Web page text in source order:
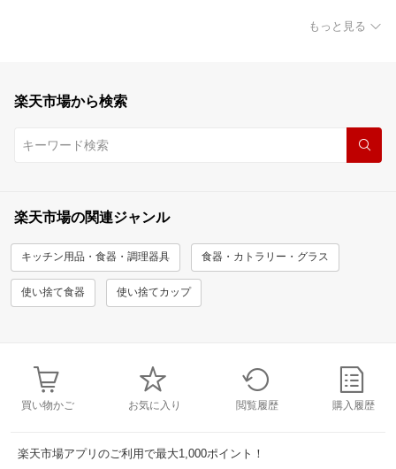
もっと見る
楽天市場から検索
楽天市場の関連ジャンル
キッチン用品・食器・調理器具 食器・カトラリー・グラス
使い捨て食器 使い捨てカップ
買い物かご お気に入り 閲覧履歴 購入履歴
楽天市場アプリのご利用で最大1,000ポイント！